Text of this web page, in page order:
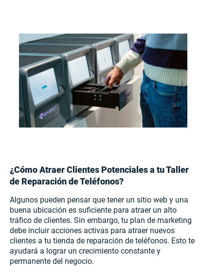
¿Cómo Atraer Clientes Potenciales a tu Taller
de Reparación de Teléfonos?
Algunos pueden pensar que tener un sitio web y una
buena ubicación es suficiente para atraer un alto
tráfico de clientes. Sin embargo, tu plan de marketing
debe incluir acciones activas para atraer nuevos
clientes a tu tienda de reparación de teléfonos. Esto te
ayudará a lograr un crecimiento constante y
permanente del negocio.